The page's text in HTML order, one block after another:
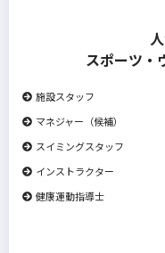
スポーツ・
施設スタッフ
マネジャー（候補）
スイミングスタッフ
インストラクター
健康運動指導士